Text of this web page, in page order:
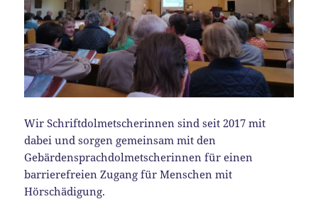
Wir Schriftdolmetscherinnen sind seit 2017 mit
dabei und sorgen gemeinsam mit den
Gebärdensprachdolmetscherinnen für einen
barrierefreien Zugang für Menschen mit
Hörschädigung.